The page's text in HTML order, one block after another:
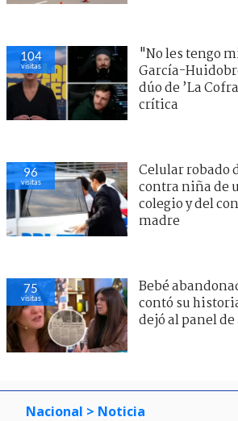
104
visitas
"No les tengo
García-
dúo de ’La
crítica
96
visitas
Celular robado
contra niña de
colegio y del
madre
75
visitas
Bebé
contó su
dejó al panel de
Nacional > Noticia